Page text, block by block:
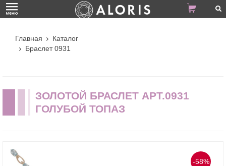
Главная
Каталог
Браслет 0931
ЗОЛОТОЙ БРАСЛЕТ АРТ.0931
ГОЛУБОЙ ТОПАЗ
-58%